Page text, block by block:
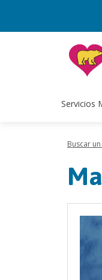
Servicios
Buscar